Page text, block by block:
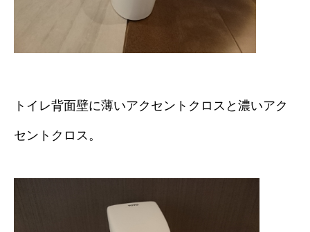
トイレ背面壁に薄いアクセントクロスと濃いアク
セントクロス。